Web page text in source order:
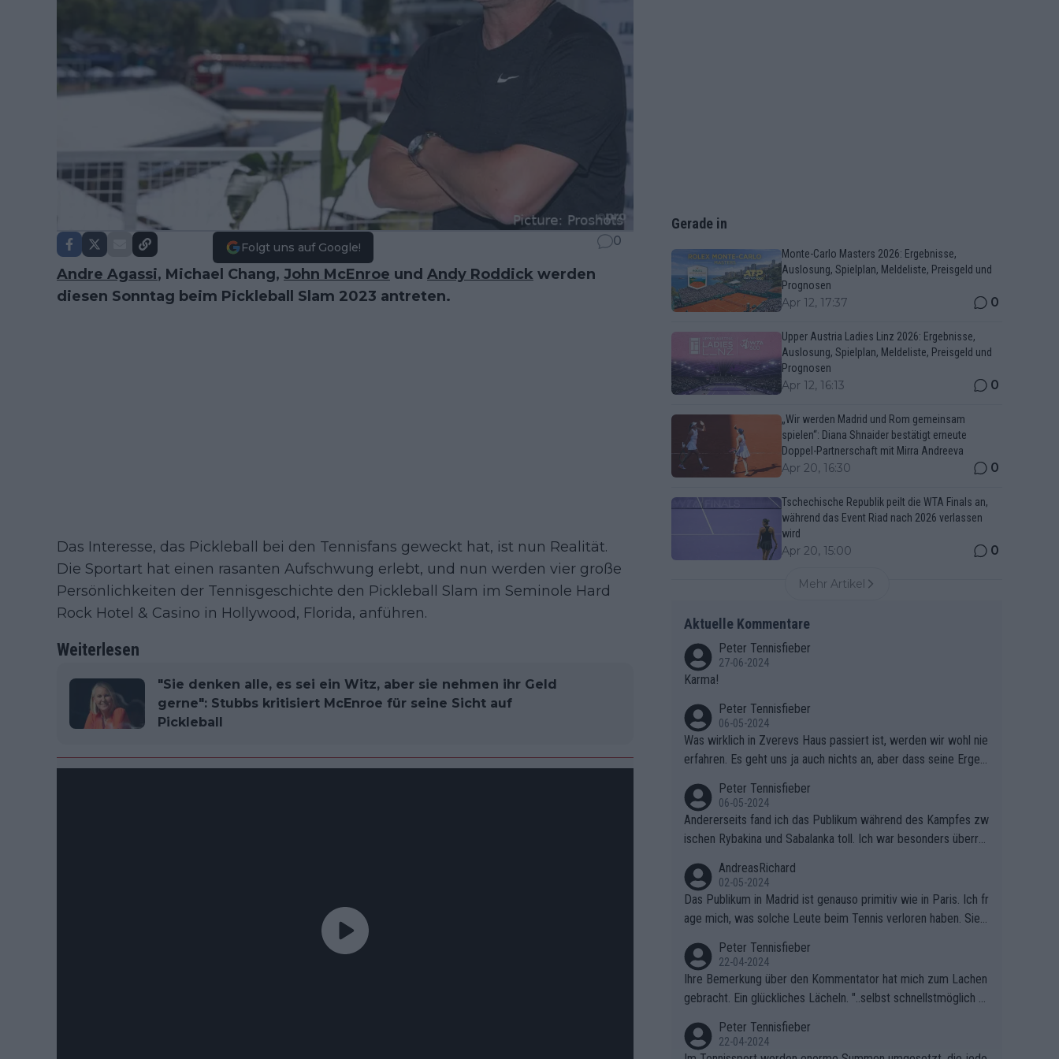
Folgt uns auf Google! 0
Andre Agassi, Michael Chang, John McEnroe und Andy Roddick werden
diesen Sonntag beim Pickleball Slam 2023 antreten.
Das Interesse, das Pickleball bei den Tennisfans geweckt hat, ist nun Realität.
Die Sportart hat einen rasanten Aufschwung erlebt, und nun werden vier große
Persönlichkeiten der Tennisgeschichte den Pickleball Slam im Seminole Hard
Rock Hotel & Casino in Hollywood, Florida, anführen.
Weiterlesen
"Sie denken alle, es sei ein Witz, aber sie nehmen ihr Geld
gerne": Stubbs kritisiert McEnroe für seine Sicht auf
Pickleball
Gerade in
Monte-Carlo Masters 2026: Ergebnisse,
Auslosung, Spielplan, Meldeliste, Preisgeld und
Prognosen
Apr 12, 17:37 0
Upper Austria Ladies Linz 2026: Ergebnisse,
Auslosung, Spielplan, Meldeliste, Preisgeld und
Prognosen
Apr 12, 16:13 0
„Wir werden Madrid und Rom gemeinsam
spielen“: Diana Shnaider bestätigt erneute
Doppel-Partnerschaft mit Mirra Andreeva
Apr 20, 16:30 0
Tschechische Republik peilt die WTA Finals an,
während das Event Riad nach 2026 verlassen
wird
Apr 20, 15:00 0
Mehr Artikel
Aktuelle Kommentare
Peter Tennisfieber
27-06-2024
Karma!
Peter Tennisfieber
06-05-2024
Was wirklich in Zverevs Haus passiert ist, werden wir wohl nie
erfahren. Es geht uns ja auch nichts an, aber dass seine Ergeb
Peter Tennisfieber
06-05-2024
Andererseits fand ich das Publikum während des Kampfes zw
ischen Rybakina und Sabalanka toll. Ich war besonders überras
AndreasRichard
02-05-2024
Das Publikum in Madrid ist genauso primitiv wie in Paris. Ich fr
age mich, was solche Leute beim Tennis verloren haben. Sie s
ben.
Peter Tennisfieber
22-04-2024
Ihre Bemerkung über den Kommentator hat mich zum Lachen
gebracht. Ein glückliches Lächeln. "..selbst schnellstmöglich na
Peter Tennisfieber
22-04-2024